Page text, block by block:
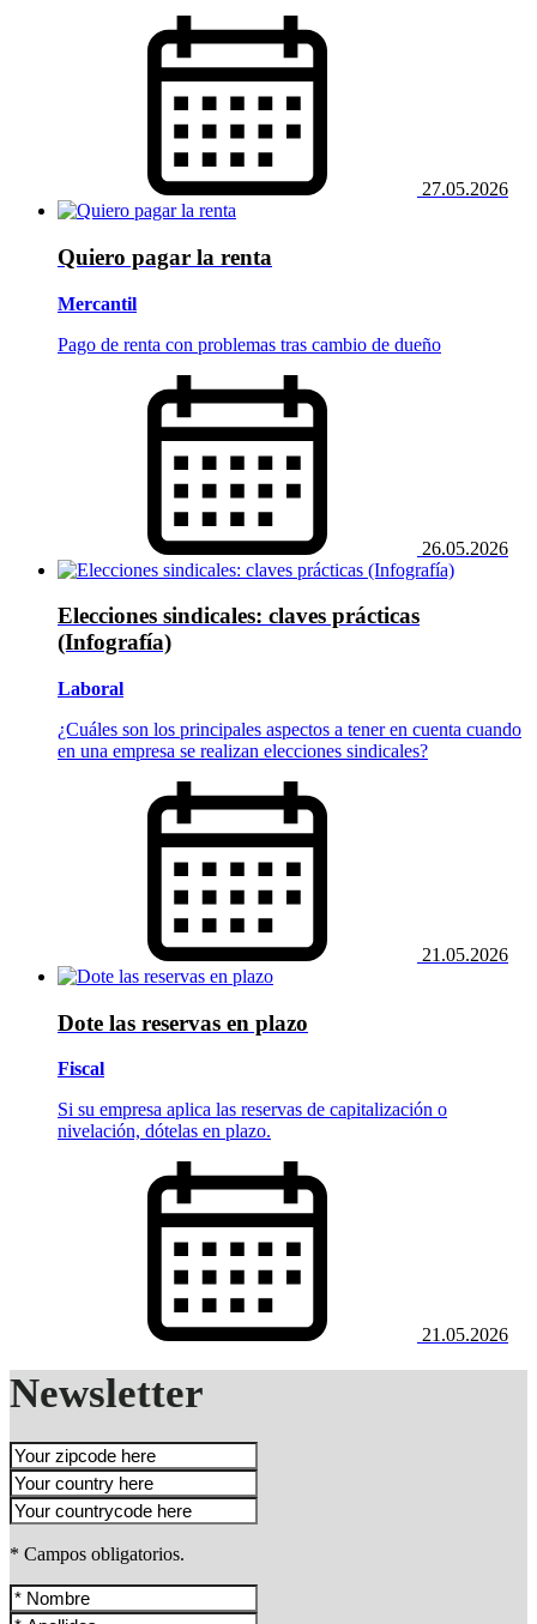
27.05.2026
Quiero pagar la renta
Mercantil
Pago de renta con problemas tras cambio de dueño
26.05.2026
Elecciones sindicales: claves prácticas
(Infografía)
Laboral
¿Cuáles son los principales aspectos a tener en cuenta cuando
en una empresa se realizan elecciones sindicales?
21.05.2026
Dote las reservas en plazo
Fiscal
Si su empresa aplica las reservas de capitalización o
nivelación, dótelas en plazo.
21.05.2026
Newsletter
* Campos obligatorios.